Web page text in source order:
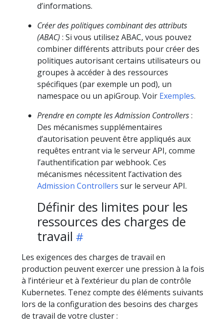
d’informations.
Créer des politiques combinant des attributs
(ABAC) : Si vous utilisez ABAC, vous pouvez
combiner différents attributs pour créer des
politiques autorisant certains utilisateurs ou
groupes à accéder à des ressources
spécifiques (par exemple un pod), un
namespace ou un apiGroup. Voir Exemples.
Prendre en compte les Admission Controllers:
Des mécanismes supplémentaires
d’autorisation peuvent être appliqués aux
requêtes entrant via le serveur API, comme
l’authentification par webhook. Ces
mécanismes nécessitent l’activation des
Admission Controllers sur le serveur API.
Définir des limites pour les
ressources des charges de
travail
Les exigences des charges de travail en
production peuvent exercer une pression à la fois
à l’intérieur et à l’extérieur du plan de contrôle
Kubernetes. Tenez compte des éléments suivants
lors de la configuration des besoins des charges
de travail de votre cluster :